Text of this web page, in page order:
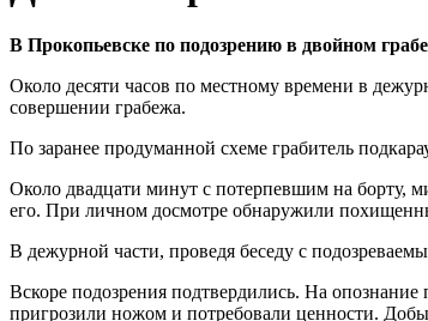
В Прокопьевске по подозрению в двойном
Около десяти часов по местному времени в
совершении грабежа.
По заранее продуманной схеме грабитель
Около двадцати минут с потерпевшим на борту,
его. При личном досмотре обнаружили
В дежурной части, проведя беседу с
Вскоре подозрения подтвердились. На
пригрозили ножом и потребовали ценности.